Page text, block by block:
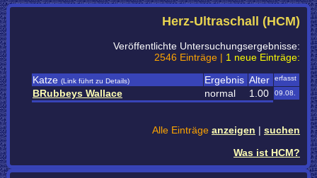
Herz-Ultraschall (HCM)
Veröffentlichte Untersuchungsergebnisse:
2546 Einträge | 1 neue Einträge:
Katze (Link führt zu Details) Ergebnis Alter erfasst
BRubbeys Wallace normal 1.00 09.08.
Alle Einträge anzeigen | suchen
Was ist HCM?